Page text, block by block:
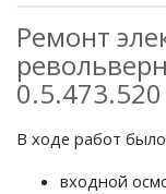
Ремонт
0.5.473.520
В ходе работ
входной